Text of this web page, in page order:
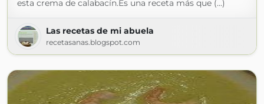
esta crema de calabacín.Es una receta más que (...)
Las recetas de mi abuela
recetasanas.blogspot.com